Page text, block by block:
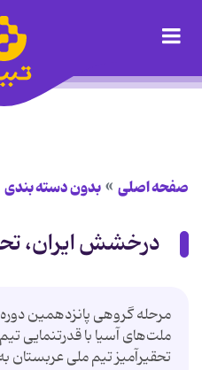
صفحه اصلی بدون دسته بندی
درخشش ایران،
مرحله گروهی پانزدهمین
ملت‌های آسیا با قدرتنمایی
تحقیرآمیز تیم ملی عربستان